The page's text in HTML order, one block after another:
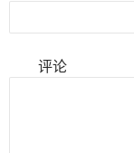
评论